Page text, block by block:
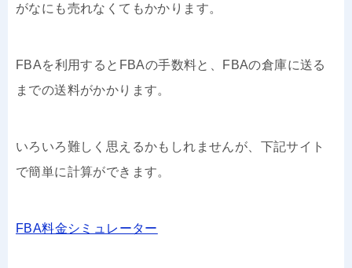
がなにも売れなくてもかかります。
FBAを利用するとFBAの手数料と、FBAの倉庫に送る
までの送料がかかります。
いろいろ難しく思えるかもしれませんが、下記サイト
で簡単に計算ができます。
FBA料金シミュレーター